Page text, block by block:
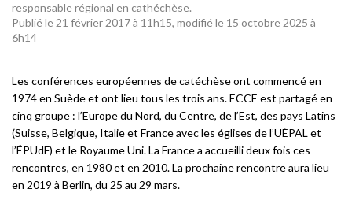
responsable régional en cathéchèse.
Publié le 21 février 2017 à 11h15, modifié le 15 octobre 2025 à
6h14
Les conférences européennes de catéchèse ont commencé en
1974 en Suède et ont lieu tous les trois ans. ECCE est partagé en
cinq groupe : l’Europe du Nord, du Centre, de l’Est, des pays Latins
(Suisse, Belgique, Italie et France avec les églises de l’UÉPAL et
l’ÉPUdF) et le Royaume Uni. La France a accueilli deux fois ces
rencontres, en 1980 et en 2010. La prochaine rencontre aura lieu
en 2019 à Berlin, du 25 au 29 mars.